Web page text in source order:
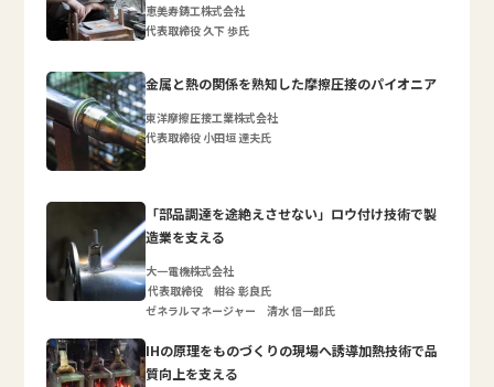
恵美寿鋳工株式会社
代表取締役 久下 歩氏
金属と熱の関係を熟知した摩擦圧接のパイオニア
東洋摩擦圧接工業株式会社
代表取締役 小田垣 達夫氏
「部品調達を途絶えさせない」ロウ付け技術で製
造業を支える
大一電機株式会社
代表取締役 紺谷 彰良氏
ゼネラルマネージャー 清水 信一郎氏
IHの原理をものづくりの現場へ誘導加熱技術で品
質向上を支える